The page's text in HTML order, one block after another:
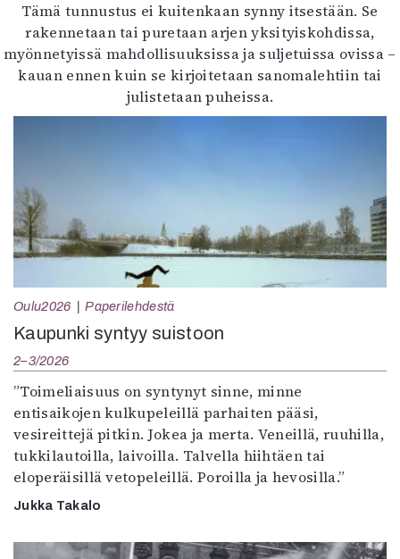
Tämä tunnustus ei kuitenkaan synny itsestään. Se
rakennetaan tai puretaan arjen yksityiskohdissa,
myönnetyissä mahdollisuuksissa ja suljetuissa ovissa –
kauan ennen kuin se kirjoitetaan sanomalehtiin tai
julistetaan puheissa.
Oulu2026 Paperilehdestä
Kaupunki syntyy suistoon
2–3/2026
”Toimeliaisuus on syntynyt sinne, minne
entisaikojen kulkupeleillä parhaiten pääsi,
vesireittejä pitkin. Jokea ja merta. Veneillä, ruuhilla,
tukkilautoilla, laivoilla. Talvella hiihtäen tai
eloperäisillä vetopeleillä. Poroilla ja hevosilla.”
Jukka Takalo